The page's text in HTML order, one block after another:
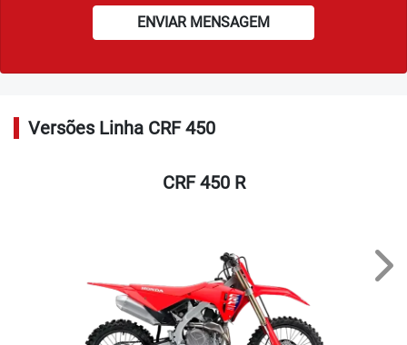
ENVIAR MENSAGEM
Versões Linha CRF 450
CRF 450 R